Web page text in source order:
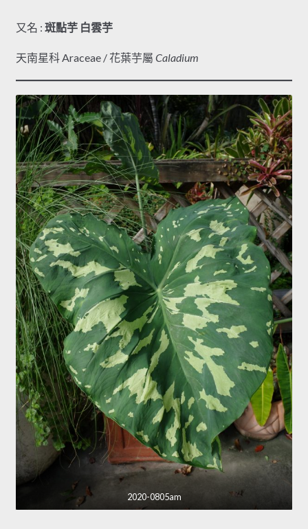
又名 : 斑點芋 白雲芋
天南星科 Araceae / 花葉芋屬 Caladium
2020-0805am